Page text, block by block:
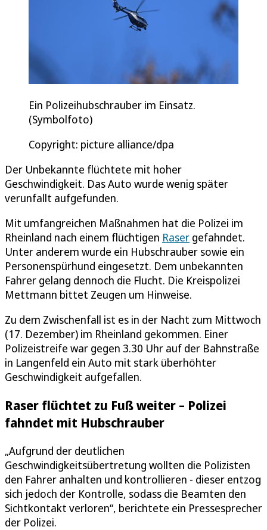
Ein Polizeihubschrauber im Einsatz.
(Symbolfoto)
Copyright: picture alliance/dpa
Der Unbekannte flüchtete mit hoher
Geschwindigkeit. Das Auto wurde wenig später
verunfallt aufgefunden.
Mit umfangreichen Maßnahmen hat die Polizei im
Rheinland nach einem flüchtigen Raser gefahndet.
Unter anderem wurde ein Hubschrauber sowie ein
Personenspürhund eingesetzt. Dem unbekannten
Fahrer gelang dennoch die Flucht. Die Kreispolizei
Mettmann bittet Zeugen um Hinweise.
Zu dem Zwischenfall ist es in der Nacht zum Mittwoch
(17. Dezember) im Rheinland gekommen. Einer
Polizeistreife war gegen 3.30 Uhr auf der Bahnstraße
in Langenfeld ein Auto mit stark überhöhter
Geschwindigkeit aufgefallen.
Raser flüchtet zu Fuß weiter – Polizei
fahndet mit Hubschrauber
„Aufgrund der deutlichen
Geschwindigkeitsübertretung wollten die Polizisten
den Fahrer anhalten und kontrollieren - dieser entzog
sich jedoch der Kontrolle, sodass die Beamten den
Sichtkontakt verloren“, berichtete ein Pressesprecher
der Polizei.